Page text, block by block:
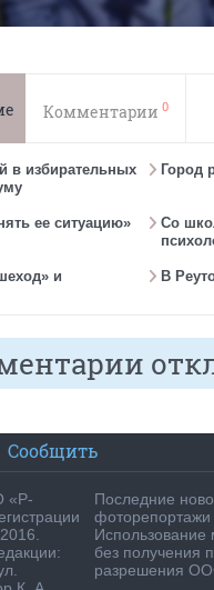
Комментарии 0
в избирательных
Город
ее ситуацию»
Со
и
В
Сообщить
«Р-
Последние
фоторепортажи
Использование
без получения
разрешения